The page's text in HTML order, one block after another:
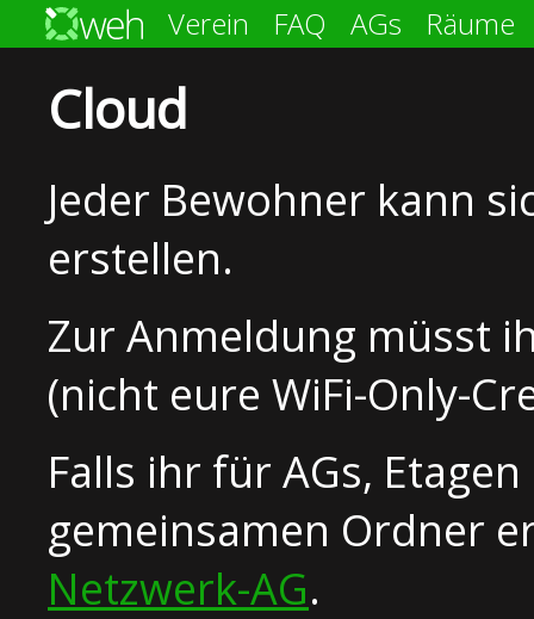
Verein FAQ AGs Räume
Cloud
Jeder Bewohner kann
erstellen.
Zur Anmeldung müsst
(nicht eure WiFi-Only-
Falls ihr für AGs,
gemeinsamen Ordner
Netzwerk-AG.